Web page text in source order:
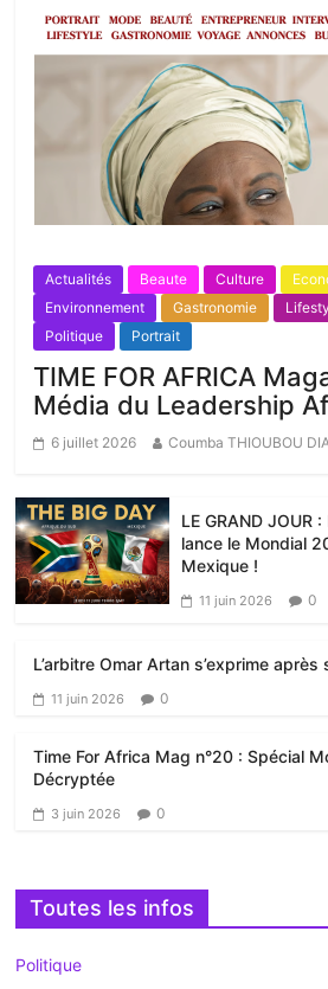
Actualités Beaute Culture
Environnement
Gastronomie
Politique
Portrait
TIME FOR AFRICA
Média du Leadership
6 juillet 2026 Coumba THIOUBOU
LE GRAND JOUR
lance le Mondial
Mexique !
11 juin 2026 0
L’arbitre Omar Artan s’exprime
11 juin 2026 0
Time For Africa Mag n°20 : Spécial
Décryptée
3 juin 2026 0
Toutes les infos
Politique